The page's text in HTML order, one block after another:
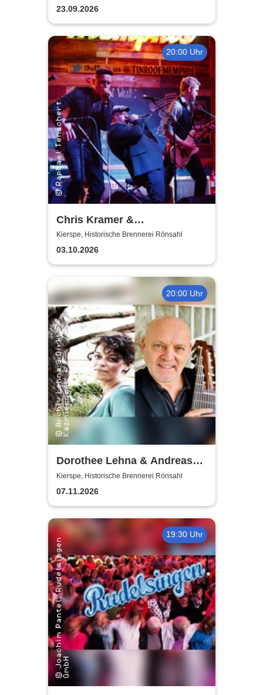
23.09.2026
20:00 Uhr
Chris Kramer &
Beatbox'n'Blues
Kierspe, Historische Brennerei Rönsahl
03.10.2026
20:00 Uhr
Dorothee Lehna & Andreas
Koch
Kierspe, Historische Brennerei Rönsahl
07.11.2026
19:30 Uhr